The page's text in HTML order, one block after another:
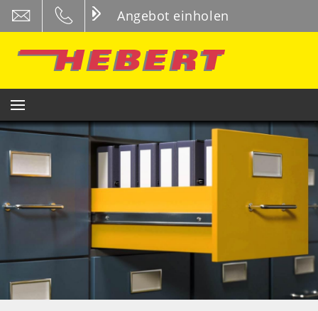
Angebot einholen